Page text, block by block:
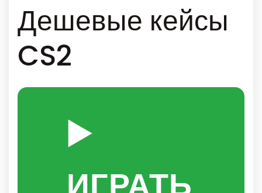
Дешевые кейсы
CS2
▶️
ИГРАТЬ